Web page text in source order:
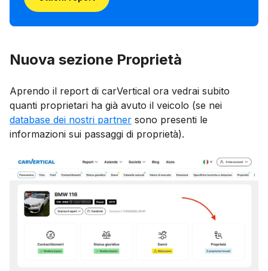
Nuova sezione Proprietà
Aprendo il report di carVertical ora vedrai subito
quanti proprietari ha già avuto il veicolo (se nei
database dei nostri partner sono presenti le
informazioni sui passaggi di proprietà).